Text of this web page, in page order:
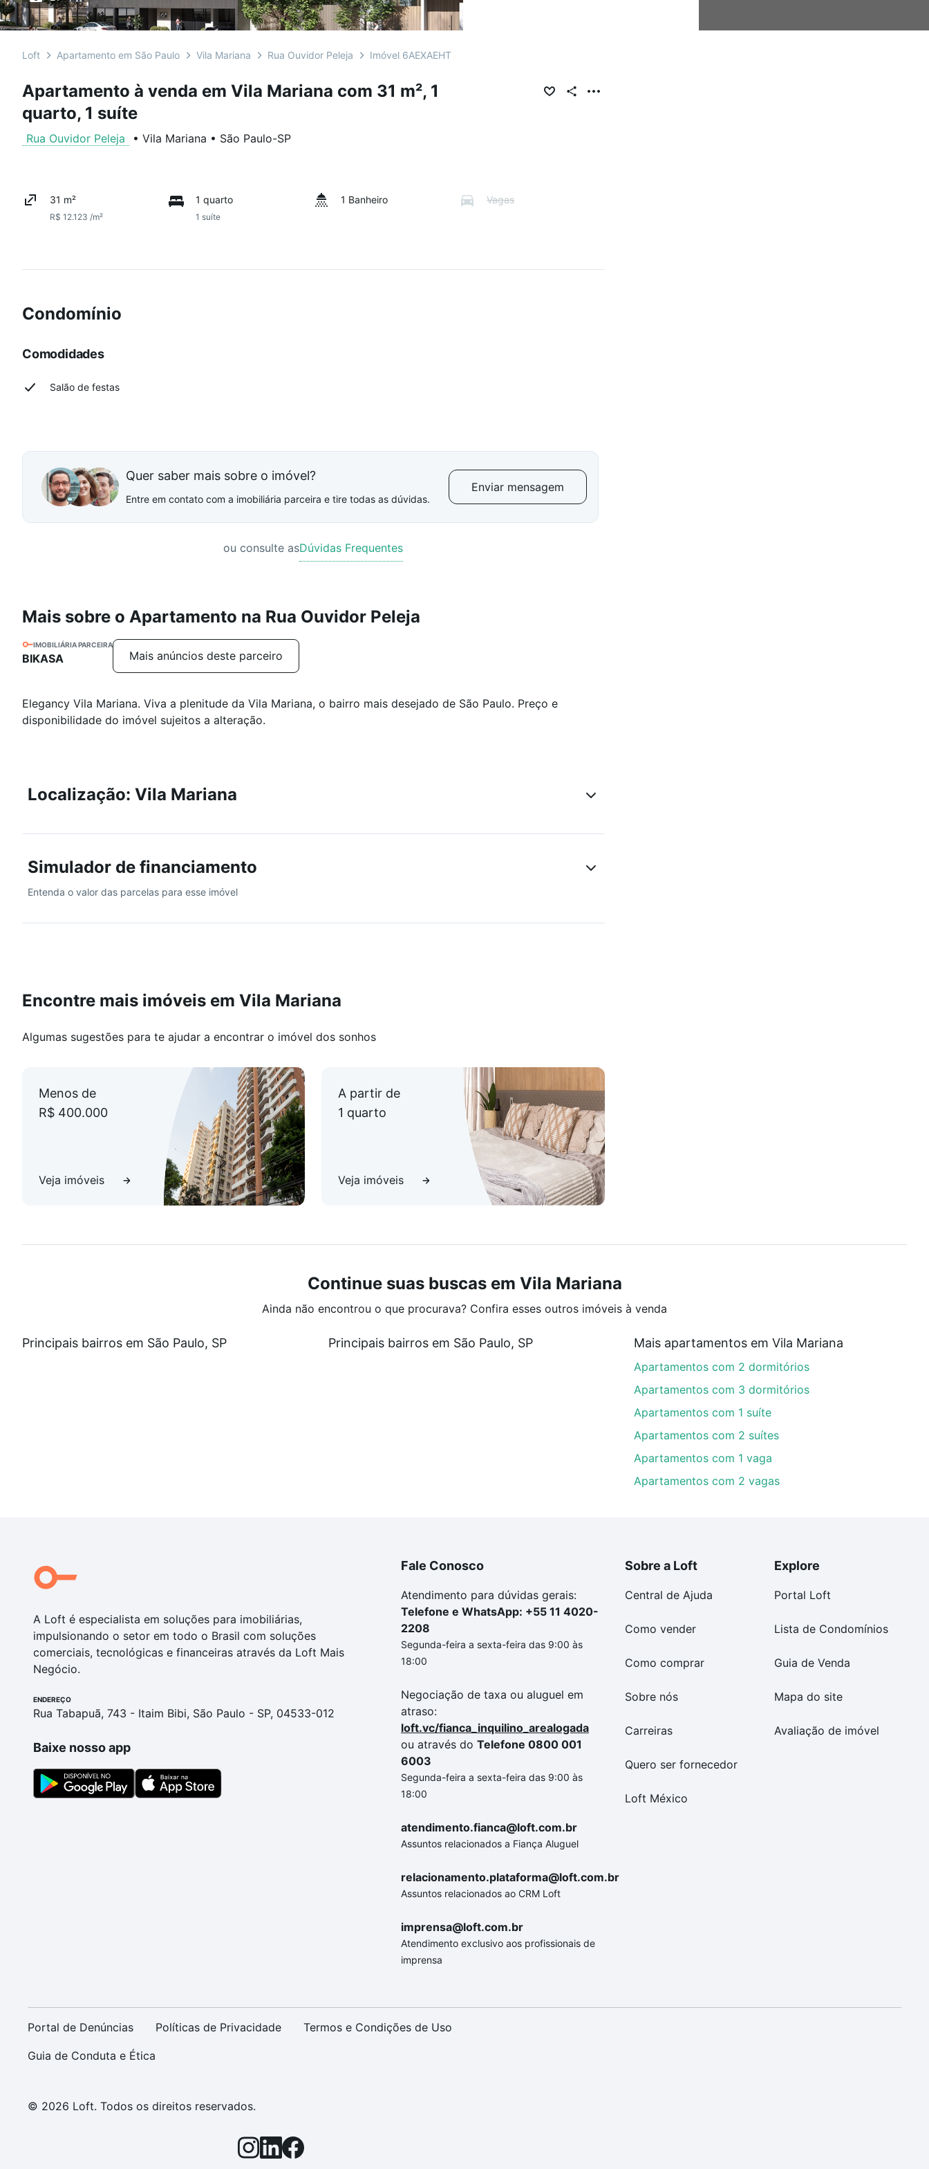
Loft Apartamento em São Paulo Vila Mariana Rua Ouvidor Peleja Imóvel 6AEXAEHT
Apartamento à venda em Vila Mariana com 31 m², 1
quarto, 1 suíte
Rua Ouvidor Peleja • Vila Mariana • São Paulo-SP
31 m²
R$ 12.123 /m²
1 quarto
1 suíte
1 Banheiro Vagas
Condomínio
Comodidades
Salão de festas
Quer saber mais sobre o imóvel?
Entre em contato com a imobiliária parceira e tire todas as dúvidas.
Enviar mensagem
ou consulte asDúvidas Frequentes
Mais sobre o Apartamento na Rua Ouvidor Peleja
IMOBILIÁRIA PARCEIRA
BIKASA Mais anúncios deste parceiro
Elegancy Vila Mariana. Viva a plenitude da Vila Mariana, o bairro mais desejado de São Paulo. Preço e
disponibilidade do imóvel sujeitos a alteração.
Localização: Vila Mariana
Simulador de financiamento
Entenda o valor das parcelas para esse imóvel
Encontre mais imóveis em Vila Mariana
Algumas sugestões para te ajudar a encontrar o imóvel dos sonhos
Menos de
R$ 400.000
Veja imóveis
A partir de
1 quarto
Veja imóveis
Continue suas buscas em Vila Mariana
Ainda não encontrou o que procurava? Confira esses outros imóveis à venda
Principais bairros em São Paulo, SP Principais bairros em São Paulo, SP Mais apartamentos em Vila Mariana
Apartamentos com 2 dormitórios
Apartamentos com 3 dormitórios
Apartamentos com 1 suíte
Apartamentos com 2 suítes
Apartamentos com 1 vaga
Apartamentos com 2 vagas
A Loft é especialista em soluções para imobiliárias,
impulsionando o setor em todo o Brasil com soluções
comerciais, tecnológicas e financeiras através da Loft Mais
Negócio.
ENDEREÇO
Rua Tabapuã, 743 - Itaim Bibi, São Paulo - SP, 04533-012
Baixe nosso app
Fale Conosco
Atendimento para dúvidas gerais:
Telefone e WhatsApp: +55 11 4020-
2208
Segunda-feira a sexta-feira das 9:00 às
18:00
Negociação de taxa ou aluguel em
atraso:
loft.vc/fianca_inquilino_arealogada
ou através do Telefone 0800 001
6003
Segunda-feira a sexta-feira das 9:00 às
18:00
atendimento.fianca@loft.com.br
Assuntos relacionados a Fiança Aluguel
relacionamento.plataforma@loft.com.br
Assuntos relacionados ao CRM Loft
imprensa@loft.com.br
Atendimento exclusivo aos profissionais de
imprensa
Sobre a Loft
Central de Ajuda
Como vender
Como comprar
Sobre nós
Carreiras
Quero ser fornecedor
Loft México
Explore
Portal Loft
Lista de Condomínios
Guia de Venda
Mapa do site
Avaliação de imóvel
Portal de Denúncias Políticas de Privacidade Termos e Condições de Uso
Guia de Conduta e Ética
© 2026 Loft. Todos os direitos reservados.